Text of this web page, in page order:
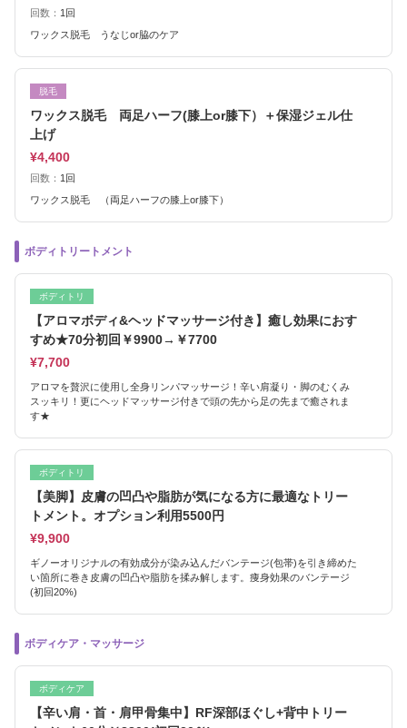
回数： 1回
ワックス脱毛 うなじor脇のケア
脱毛
ワックス脱毛 両足ハーフ(膝上or膝下）＋保湿ジェル仕
上げ
¥4,400
回数： 1回
ワックス脱毛 （両足ハーフの膝上or膝下）
ボディトリートメント
ボディトリ
【アロマボディ&ヘッドマッサージ付き】癒し効果におす
すめ★70分初回￥9900→￥7700
¥7,700
アロマを贅沢に使用し全身リンパマッサージ！辛い肩凝り・脚のむくみ
スッキリ！更にヘッドマッサージ付きで頭の先から足の先まで癒されま
す★
ボディトリ
【美脚】皮膚の凹凸や脂肪が気になる方に最適なトリー
トメント。オプション利用5500円
¥9,900
ギノーオリジナルの有効成分が染み込んだバンテージ(包帯)を引き締めた
い箇所に巻き皮膚の凹凸や脂肪を揉み解します。痩身効果のバンテージ
(初回20%)
ボディケア・マッサージ
ボディケア
【辛い肩・首・肩甲骨集中】RF深部ほぐし+背中トリー